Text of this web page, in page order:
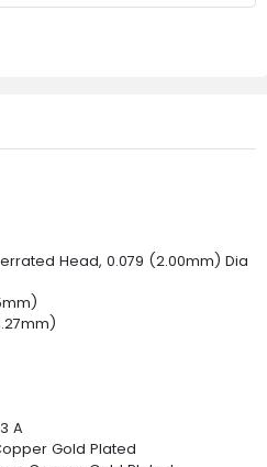
Head, 0.079 (2.00mm) Dia
A
Gold Plated